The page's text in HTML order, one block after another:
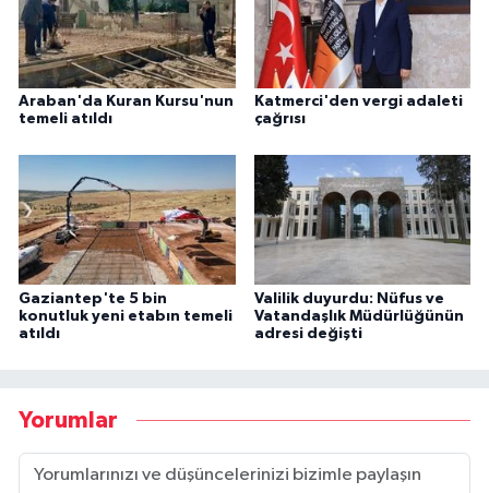
Araban'da Kuran Kursu'nun
temeli atıldı
Katmerci'den vergi adaleti
çağrısı
Gaziantep'te 5 bin
konutluk yeni etabın temeli
atıldı
Valilik duyurdu: Nüfus ve
Vatandaşlık Müdürlüğünün
adresi değişti
Yorumlar